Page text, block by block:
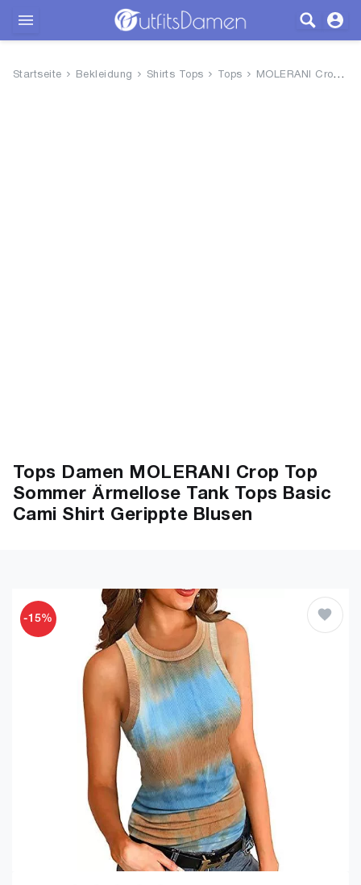
Startseite Bekleidung Shirts Tops Tops MOLERANI Crop Top Sommer Ärme...
Tops Damen MOLERANI Crop Top
Sommer Ärmellose Tank Tops Basic
Cami Shirt Gerippte Blusen
-15%